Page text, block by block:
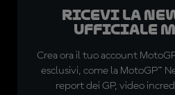
Ricevi la
ufficiale
Crea ora il tuo account
esclusivi, come la MotoGP™
report dei GP, video